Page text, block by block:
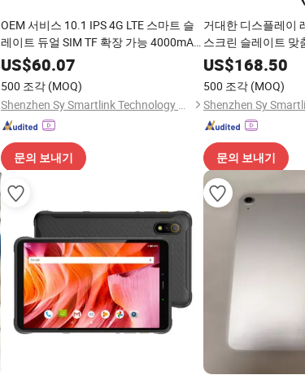
OEM 서비스 10.1 IPS 4G LTE 스마트 슬
레이트 듀얼 SIM TF 확장 가능 4000mAh
배터리 컴팩트 디자인 패드
US$60.07
500 조각 (MOQ)
Shenzhen Sy Smartlink Technology Co., Ltd.
문의 보내기
거대한 디스플레이
스크린 슬레이트 맞
업체 Android13 옥
테이션 패드
US$168.50
500 조각 (MOQ)
문의 보내기